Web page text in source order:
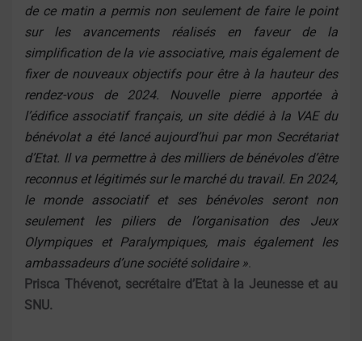
de ce matin a permis non seulement de faire le point
sur les avancements réalisés en faveur de la
simplification de la vie associative, mais également de
fixer de nouveaux objectifs pour être à la hauteur des
rendez-vous de 2024. Nouvelle pierre apportée à
l’édifice associatif français, un site dédié à la VAE du
bénévolat a été lancé aujourd’hui par mon Secrétariat
d’Etat. Il va permettre à des milliers de bénévoles d’être
reconnus et légitimés sur le marché du travail. En 2024,
le monde associatif et ses bénévoles seront non
seulement les piliers de l’organisation des Jeux
Olympiques et Paralympiques, mais également les
ambassadeurs d’une société solidaire ».
Prisca Thévenot, secrétaire d’Etat à la Jeunesse et au
SNU.